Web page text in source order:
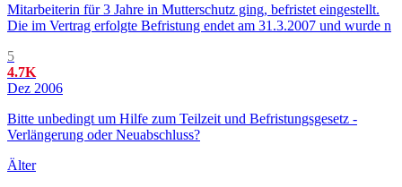
Mitarbeiterin für 3 Jahre in Mutterschutz ging, befristet eingestellt.
Die im Vertrag erfolgte Befristung endet am 31.3.2007 und wurde n
5
4.7K
Dez 2006
Bitte unbedingt um Hilfe zum Teilzeit und Befristungsgesetz -
Verlängerung oder Neuabschluss?
Älter